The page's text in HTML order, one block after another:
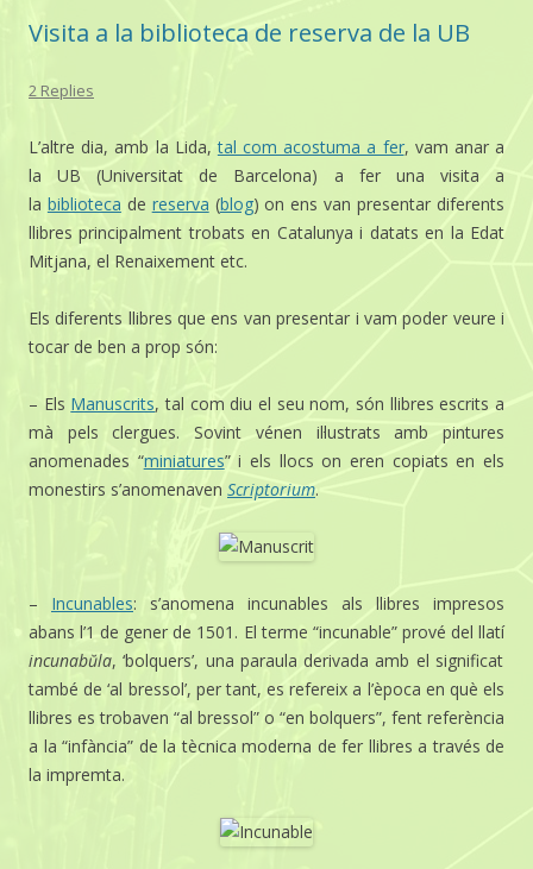
Visita a la biblioteca de reserva de la UB
2 Replies
L’altre dia, amb la Lida,tal com acostuma a fer, vam anar a
la UB (Universitat de Barcelona) a fer una visita a
la biblioteca de reserva (blog) on ens van presentar diferents
llibres principalment trobats en Catalunya i datats en la Edat
Mitjana, el Renaixement etc.
Els diferents llibres que ens van presentar i vam poder veure i
tocar de ben a prop són:
– Els Manuscrits, tal com diu el seu nom, són llibres escrits a
mà pels clergues. Sovint vénen il·lustrats amb pintures
anomenades “miniatures” i els llocs on eren copiats en els
monestirs s’anomenaven Scriptorium.
– Incunables: s’anomena incunables als llibres impresos
abans l’1 de gener de 1501. El terme “incunable” prové del llatí
incunabŭla, ‘bolquers’, una paraula derivada amb el significat
també de ‘al bressol’, per tant, es refereix a l’època en què els
llibres es trobaven “al bressol” o “en bolquers”, fent referència
a la “infància” de la tècnica moderna de fer llibres a través de
la impremta.